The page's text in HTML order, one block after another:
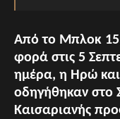
Από το Μπλοκ 15,
φορά στις 5
ημέρα, η Ηρώ και
οδηγήθηκαν στο
Καισαριανής